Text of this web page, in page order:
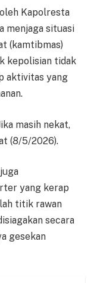
Kapolresta
menjaga situasi
(kamtibmas)
kepolisian tidak
aktivitas yang
masih nekat,
(8/5/2026).
yang kerap
titik rawan
secara
gesekan